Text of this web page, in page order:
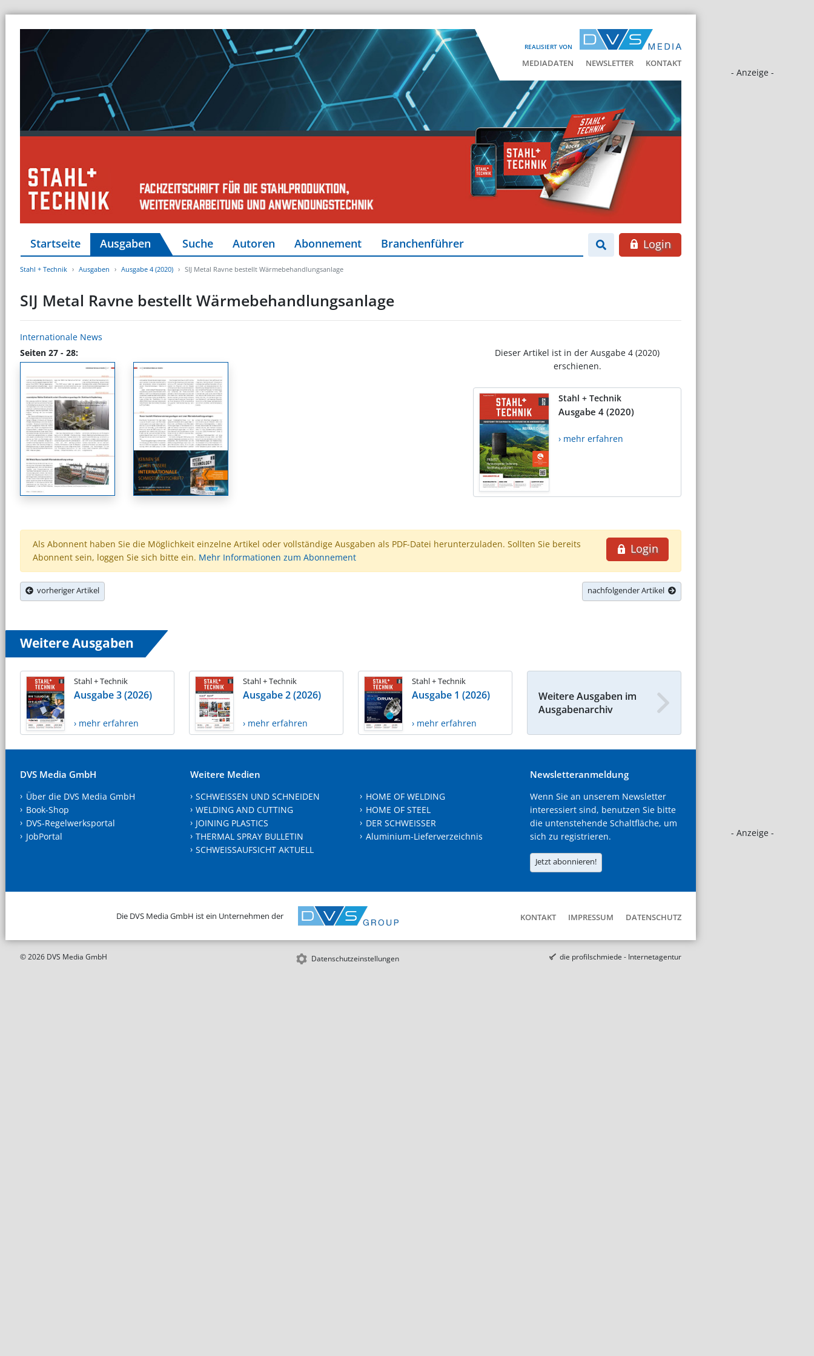
REALISIERT VON
MEDIADATEN NEWSLETTER KONTAKT
- Anzeige -
- Anzeige -
Startseite Ausgaben Suche Autoren Abonnement Branchenführer Login
Stahl + Technik Ausgaben Ausgabe 4 (2020) SIJ Metal Ravne bestellt Wärmebehandlungsanlage
SIJ Metal Ravne bestellt Wärmebehandlungsanlage
Internationale News
Seiten 27 - 28:
Dieser Artikel ist in der Ausgabe 4 (2020)
erschienen.
Stahl + Technik
Ausgabe 4 (2020)
› mehr erfahren
Login
Als Abonnent haben Sie die Möglichkeit einzelne Artikel oder vollständige Ausgaben als PDF-Datei herunterzuladen. Sollten Sie bereits
Abonnent sein, loggen Sie sich bitte ein. Mehr Informationen zum Abonnement
vorheriger Artikel nachfolgender Artikel
Weitere Ausgaben
Stahl + Technik
Ausgabe 3 (2026)
› mehr erfahren
Stahl + Technik
Ausgabe 2 (2026)
› mehr erfahren
Stahl + Technik
Ausgabe 1 (2026)
› mehr erfahren
Weitere Ausgaben im
Ausgabenarchiv
DVS Media GmbH
Über die DVS Media GmbH
Book-Shop
DVS-Regelwerksportal
JobPortal
Weitere Medien
SCHWEISSEN UND SCHNEIDEN
WELDING AND CUTTING
JOINING PLASTICS
THERMAL SPRAY BULLETIN
SCHWEISSAUFSICHT AKTUELL
HOME OF WELDING
HOME OF STEEL
DER SCHWEISSER
Aluminium-Lieferverzeichnis
Newsletteranmeldung
Wenn Sie an unserem Newsletter
interessiert sind, benutzen Sie bitte
die untenstehende Schaltfläche, um
sich zu registrieren.
Jetzt abonnieren!
Die DVS Media GmbH ist ein Unternehmen der KONTAKT IMPRESSUM DATENSCHUTZ
© 2026 DVS Media GmbH Datenschutzeinstellungen die profilschmiede - Internetagentur